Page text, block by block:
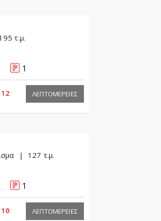
τ.μ.
1
ΛΕΠΤΟΜΕΡΕΙΕΣ
127 τ.μ.
1
ΛΕΠΤΟΜΕΡΕΙΕΣ